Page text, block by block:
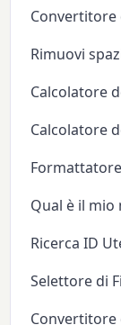
Convertitore
Rimuovi
Calcolatore
Calcolatore
Qual è il
Ricerca ID
Selettore di
Convertitore